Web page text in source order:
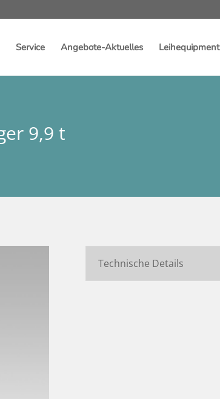
Service Angebote-Aktuelles Leihequipment
9,9 t
Technische Details